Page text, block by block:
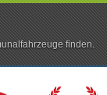
finden.